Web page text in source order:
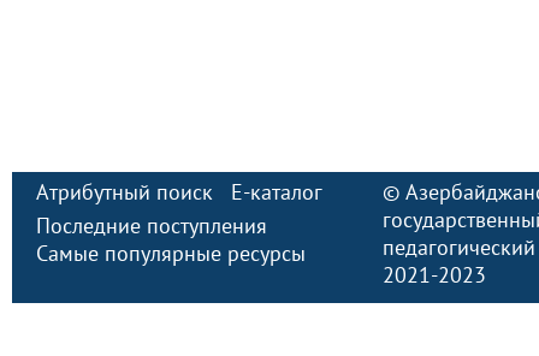
Атрибутный поиск
E-каталог
Последние поступления
Самые популярные ресурсы
©
2021-2023